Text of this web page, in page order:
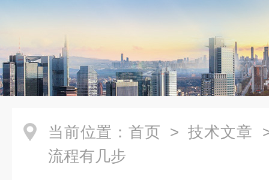
当前位置： 首页 > 技术文章
流程有几步